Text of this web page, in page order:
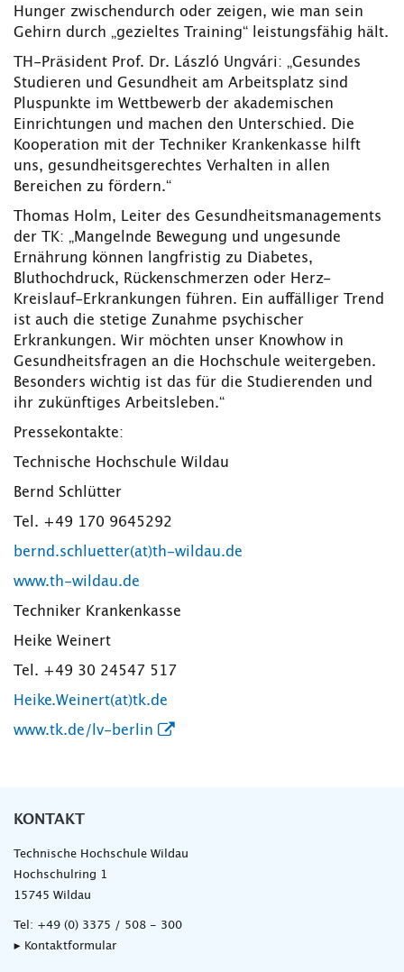
Hunger zwischendurch oder zeigen, wie man sein
Gehirn durch „gezieltes Training“ leistungsfähig hält.
TH-Präsident Prof. Dr. László Ungvári: „Gesundes
Studieren und Gesundheit am Arbeitsplatz sind
Pluspunkte im Wettbewerb der akademischen
Einrichtungen und machen den Unterschied. Die
Kooperation mit der Techniker Krankenkasse hilft
uns, gesundheitsgerechtes Verhalten in allen
Bereichen zu fördern.“
Thomas Holm, Leiter des Gesundheitsmanagements
der TK: „Mangelnde Bewegung und ungesunde
Ernährung können langfristig zu Diabetes,
Bluthochdruck, Rückenschmerzen oder Herz-
Kreislauf-Erkrankungen führen. Ein auffälliger Trend
ist auch die stetige Zunahme psychischer
Erkrankungen. Wir möchten unser Knowhow in
Gesundheitsfragen an die Hochschule weitergeben.
Besonders wichtig ist das für die Studierenden und
ihr zukünftiges Arbeitsleben.“
Pressekontakte:
Technische Hochschule Wildau
Bernd Schlütter
Tel. +49 170 9645292
bernd.schluetter(at)th-wildau.de
www.th-wildau.de
Techniker Krankenkasse
Heike Weinert
Tel. +49 30 24547 517
Heike.Weinert(at)tk.de
www.tk.de/lv-berlin
KONTAKT
Technische Hochschule Wildau
Hochschulring 1
15745 Wildau
Tel: +49 (0) 3375 / 508 - 300
▸ Kontaktformular